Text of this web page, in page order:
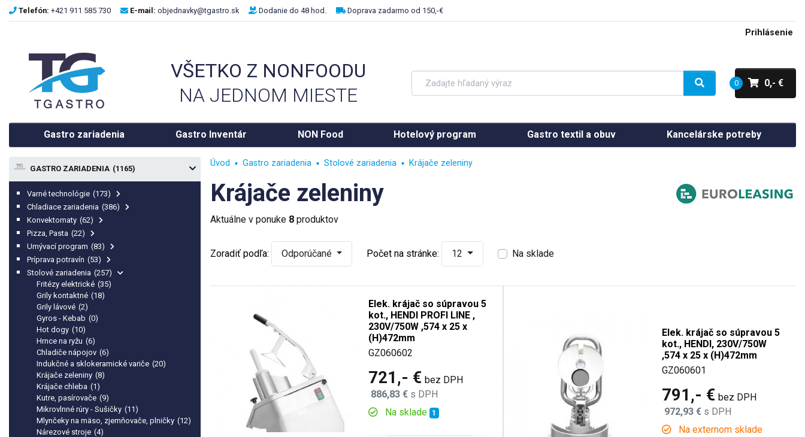
Telefón: +421 911 585 730 E-mail: objednavky@tgastro.sk Dodanie do 48 hod. Doprava zadarmo od 150,-€
Prihlásenie
VŠETKO Z NONFOODU
NA JEDNOM MIESTE
0 0,- €
Gastro zariadenia Gastro Inventár NON Food Hotelový program Gastro textil a obuv Kancelárske potreby
GASTRO ZARIADENIA (1165)
Varné technológie (173)
Chladiace zariadenia (386)
Konvektomaty (62)
Pizza, Pasta (22)
Umývací program (83)
Príprava potravín (53)
Stolové zariadenia (257)
Fritézy elektrické (35)
Grily kontaktné (18)
Grily lávové (2)
Gyros - Kebab (0)
Hot dogy (10)
Hrnce na ryžu (6)
Chladiče nápojov (6)
Indukčné a sklokeramické variče (20)
Krájače zeleniny (8)
Krájače chleba (1)
Kutre, pasírovače (9)
Mikrovlnné rúry - Sušičky (11)
Mlynčeky na mäso, zjemňovače, plničky (12)
Nárezové stroje (4)
Úvod Gastro zariadenia Stolové zariadenia Krájače zeleniny
Krájače zeleniny
Aktuálne v ponuke 8produktov
Zoradiť podľa: Odporúčané Počet na stránke: 12 Na sklade
Elek. krájač so súpravou 5
kot., HENDI PROFI LINE ,
230V/750W ,574 x 25 x
(H)472mm
GZ060602
721,- € bez DPH
886,83 € s DPH
Na sklade
1
Elek. krájač so súpravou 5
kot., HENDI, 230V/750W
,574 x 25 x (H)472mm
GZ060601
791,- € bez DPH
972,93 € s DPH
Na externom sklade